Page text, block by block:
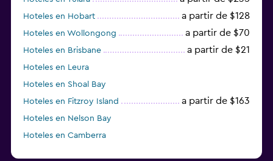
Hoteles en Hobart a partir de $128
Hoteles en Wollongong a partir de $70
Hoteles en Brisbane a partir de $21
Hoteles en Leura
Hoteles en Shoal Bay
Hoteles en Fitzroy Island
a partir de $163
Hoteles en Nelson Bay
Hoteles en Camberra